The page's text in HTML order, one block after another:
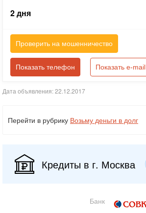
2 дня
Проверить на мошенничество
Показать телефон Показать e-mail
Дата объявления: 22.12.2017
Перейти в рубрику Возьму деньги в долг
Кредиты в г. Москва
Банк